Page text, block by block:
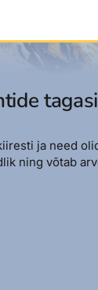
ja need
ning võtab